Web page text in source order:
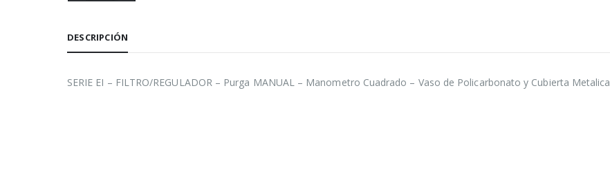
DESCRIPCIÓN
SERIE EI – FILTRO/REGULADOR – Purga MANUAL – Manometro Cuadrado – Vaso de Policarbonato y Cubierta Metalica